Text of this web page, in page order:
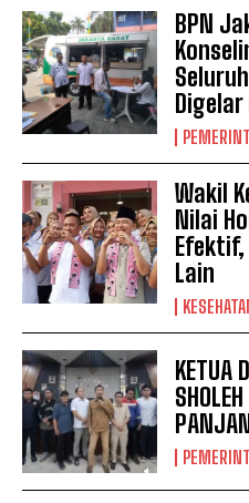
BPN
Wakil
Nilai
Lain
KETUA